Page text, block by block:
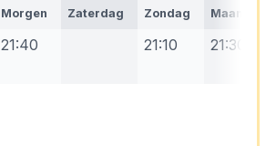
Morgen Zaterdag Zondag Maandag
21:40 21:10 21:30